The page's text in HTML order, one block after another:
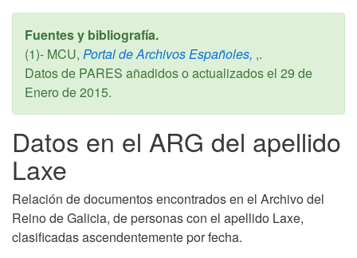
Fuentes y bibliografía.
(1)- MCU, Portal de Archivos Españoles, ,.
Datos de PARES añadidos o actualizados el 29 de
Enero de 2015.
Datos en el ARG del apellido
Laxe
Relación de documentos encontrados en el Archivo del
Reino de Galicia, de personas con el apellido Laxe,
clasificadas ascendentemente por fecha.